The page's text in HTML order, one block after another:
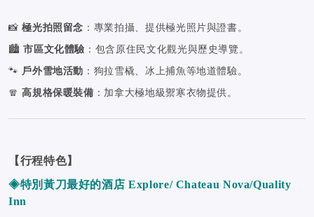
📸極光拍照留念 ：專業拍攝、提供極光照片與證書。
🏙️市區文化體驗 ：包含原住民文化觀光與歷史導覽。
🐾 戶外雪地活動 ：狗拉雪橇、冰上捕魚等地道體驗。
🧣高規格保暖裝備 ：加拿大極地級禦寒衣物提供。
【行程特色】
◈特別黃刀最好的酒店 Explore/ Chateau Nova/Quality
Inn